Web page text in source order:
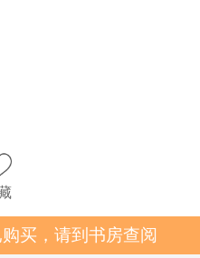
买，请到书房查阅